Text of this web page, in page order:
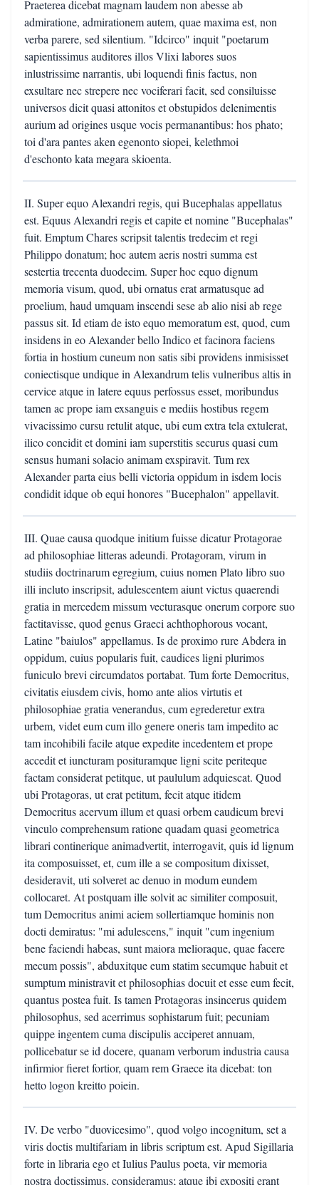
Praeterea dicebat magnam laudem non abesse ab
admiratione, admirationem autem, quae maxima est, non
verba parere, sed silentium. "Idcirco" inquit "poetarum
sapientissimus auditores illos Vlixi labores suos
inlustrissime narrantis, ubi loquendi finis factus, non
exsultare nec strepere nec vociferari facit, sed consiluisse
universos dicit quasi attonitos et obstupidos delenimentis
aurium ad origines usque vocis permanantibus: hos phato;
toi d'ara pantes aken egenonto siopei, kelethmoi
d'eschonto kata megara skioenta.
II. Super equo Alexandri regis, qui Bucephalas appellatus
est. Equus Alexandri regis et capite et nomine "Bucephalas"
fuit. Emptum Chares scripsit talentis tredecim et regi
Philippo donatum; hoc autem aeris nostri summa est
sestertia trecenta duodecim. Super hoc equo dignum
memoria visum, quod, ubi ornatus erat armatusque ad
proelium, haud umquam inscendi sese ab alio nisi ab rege
passus sit. Id etiam de isto equo memoratum est, quod, cum
insidens in eo Alexander bello Indico et facinora faciens
fortia in hostium cuneum non satis sibi providens inmisisset
coniectisque undique in Alexandrum telis vulneribus altis in
cervice atque in latere equus perfossus esset, moribundus
tamen ac prope iam exsanguis e mediis hostibus regem
vivacissimo cursu retulit atque, ubi eum extra tela extulerat,
ilico concidit et domini iam superstitis securus quasi cum
sensus humani solacio animam exspiravit. Tum rex
Alexander parta eius belli victoria oppidum in isdem locis
condidit idque ob equi honores "Bucephalon" appellavit.
III. Quae causa quodque initium fuisse dicatur Protagorae
ad philosophiae litteras adeundi. Protagoram, virum in
studiis doctrinarum egregium, cuius nomen Plato libro suo
illi incluto inscripsit, adulescentem aiunt victus quaerendi
gratia in mercedem missum vecturasque onerum corpore suo
factitavisse, quod genus Graeci achthophorous vocant,
Latine "baiulos" appellamus. Is de proximo rure Abdera in
oppidum, cuius popularis fuit, caudices ligni plurimos
funiculo brevi circumdatos portabat. Tum forte Democritus,
civitatis eiusdem civis, homo ante alios virtutis et
philosophiae gratia venerandus, cum egrederetur extra
urbem, videt eum cum illo genere oneris tam impedito ac
tam incohibili facile atque expedite incedentem et prope
accedit et iuncturam posituramque ligni scite periteque
factam considerat petitque, ut paululum adquiescat. Quod
ubi Protagoras, ut erat petitum, fecit atque itidem
Democritus acervum illum et quasi orbem caudicum brevi
vinculo comprehensum ratione quadam quasi geometrica
librari continerique animadvertit, interrogavit, quis id lignum
ita composuisset, et, cum ille a se compositum dixisset,
desideravit, uti solveret ac denuo in modum eundem
collocaret. At postquam ille solvit ac similiter composuit,
tum Democritus animi aciem sollertiamque hominis non
docti demiratus: "mi adulescens," inquit "cum ingenium
bene faciendi habeas, sunt maiora melioraque, quae facere
mecum possis", abduxitque eum statim secumque habuit et
sumptum ministravit et philosophias docuit et esse eum fecit,
quantus postea fuit. Is tamen Protagoras insincerus quidem
philosophus, sed acerrimus sophistarum fuit; pecuniam
quippe ingentem cuma discipulis acciperet annuam,
pollicebatur se id docere, quanam verborum industria causa
infirmior fieret fortior, quam rem Graece ita dicebat: ton
hetto logon kreitto poiein.
IV. De verbo "duovicesimo", quod volgo incognitum, set a
viris doctis multifariam in libris scriptum est. Apud Sigillaria
forte in libraria ego et Iulius Paulus poeta, vir memoria
nostra doctissimus, consideramus; atque ibi expositi erant